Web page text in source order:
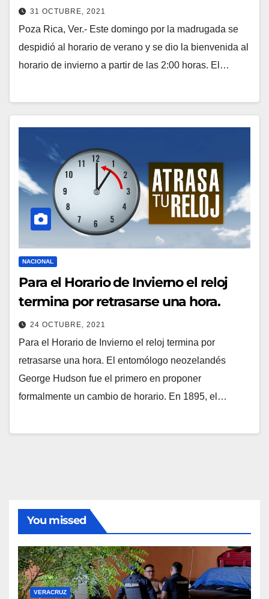
31 OCTUBRE, 2021
Poza Rica, Ver.- Este domingo por la madrugada se
despidió al horario de verano y se dio la bienvenida al
horario de invierno a partir de las 2:00 horas. El…
NACIONAL
Para el Horario de Invierno el reloj
termina por retrasarse una hora.
24 OCTUBRE, 2021
Para el Horario de Invierno el reloj termina por
retrasarse una hora. El entomólogo neozelandés
George Hudson fue el primero en proponer
formalmente un cambio de horario. En 1895, el…
You missed
VERACRUZ